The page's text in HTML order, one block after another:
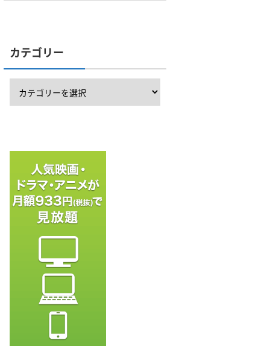
カテゴリー